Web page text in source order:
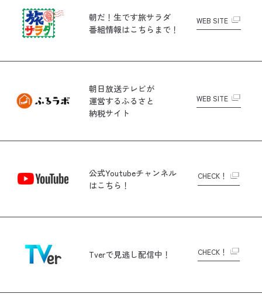
朝だ！生です旅サラダ
番組情報はこちらまで！
WEB SITE
朝日放送テレビが
運営するふるさと
納税サイト
WEB SITE
公式Youtubeチャンネル
はこちら！
CHECK！
Tverで見逃し配信中！ CHECK！